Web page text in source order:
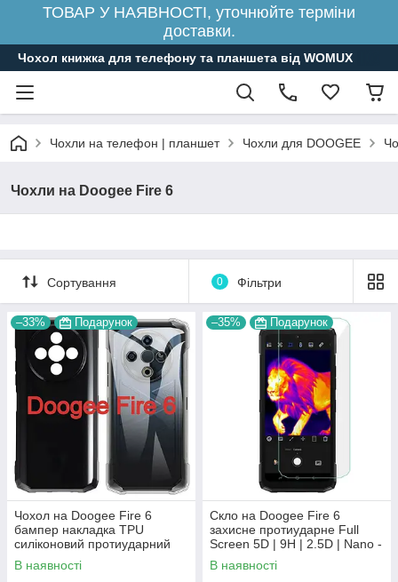
ТОВАР У НАЯВНОСТІ, уточнюйте терміни
доставки.
Чохол книжка для телефону та планшета від WOMUX
Чохли на телефон | планшет Чохли для DOOGEE
Чохли на Doogee Fire 6
Сортування 0 Фільтри
–33% Подарунок
Чохол на Doogee Fire 6
бампер накладка TPU
силіконовий протиударний
оригінальний "W-SHEILD"
В наявності
–35% Подарунок
Скло на Doogee Fire 6
захисне протиударне Full
Screen 5D | 9H | 2.5D | Nano -
покриття "HYPER"
В наявності